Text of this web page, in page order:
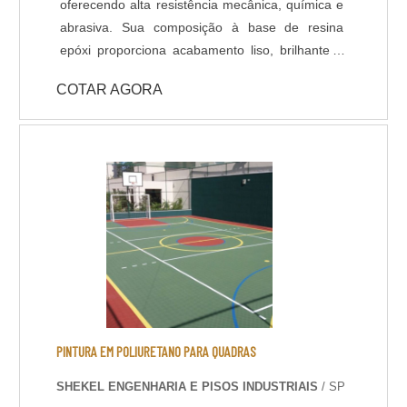
outros.Clique abaixo e faça um orçamento!
oferecendo alta resistência mecânica, química e
abrasiva. Sua composição à base de resina
epóxi proporciona acabamento liso, brilhante e
hospitais, laboratórios e áreas de alto tráfego. O
material reduz a formação de poeira, facilita a
instalações. Entre os principais benefícios estão
a durabilidade prolongada, aderência segura ao
substrato e a possibilidade de personalização
com cores e demarcações. É uma solução eficaz
para quem busca desempenho técnico aliado à
estética e à facilidade de manutenção.
COTAR AGORA
PINTURA EM POLIURETANO PARA QUADRAS
SHEKEL ENGENHARIA E PISOS INDUSTRIAIS / SP